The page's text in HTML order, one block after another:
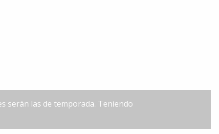
serán las de temporada. Teniendo